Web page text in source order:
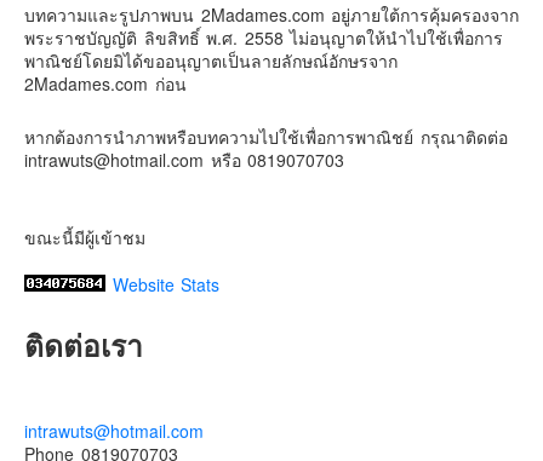
ปล. ขอบคุณเสื้อทีมน่ารักๆจากBabyLovett เสื้อผ้าเด็ก
#รักใครให้พาไปดิสนีย์แลนด์ #hongkongdisneyland
#discoverhongkong #hongkongsummerfu
Photo
View on Facebook
บทความและรูปภาพบน 2Madames.com อยู่ภายใต้การคุ้มครองจาก
พระราชบัญญัติ ลิขสิทธิ์ พ.ศ. 2558 ไม่อนุญาตให้นำไปใช้เพื่อการ
พาณิชย์โดยมิได้ขออนุญาตเป็นลายลักษณ์อักษรจาก
2Madames.com ก่อน
หากต้องการนำภาพหรือบทความไปใช้เพื่อการพาณิชย์ กรุณาติดต่อ
intrawuts@hotmail.com หรือ 0819070703
ขณะนี้มีผู้เข้าชม
Website Stats
ติดต่อเรา
intrawuts@hotmail.com
Phone 0819070703